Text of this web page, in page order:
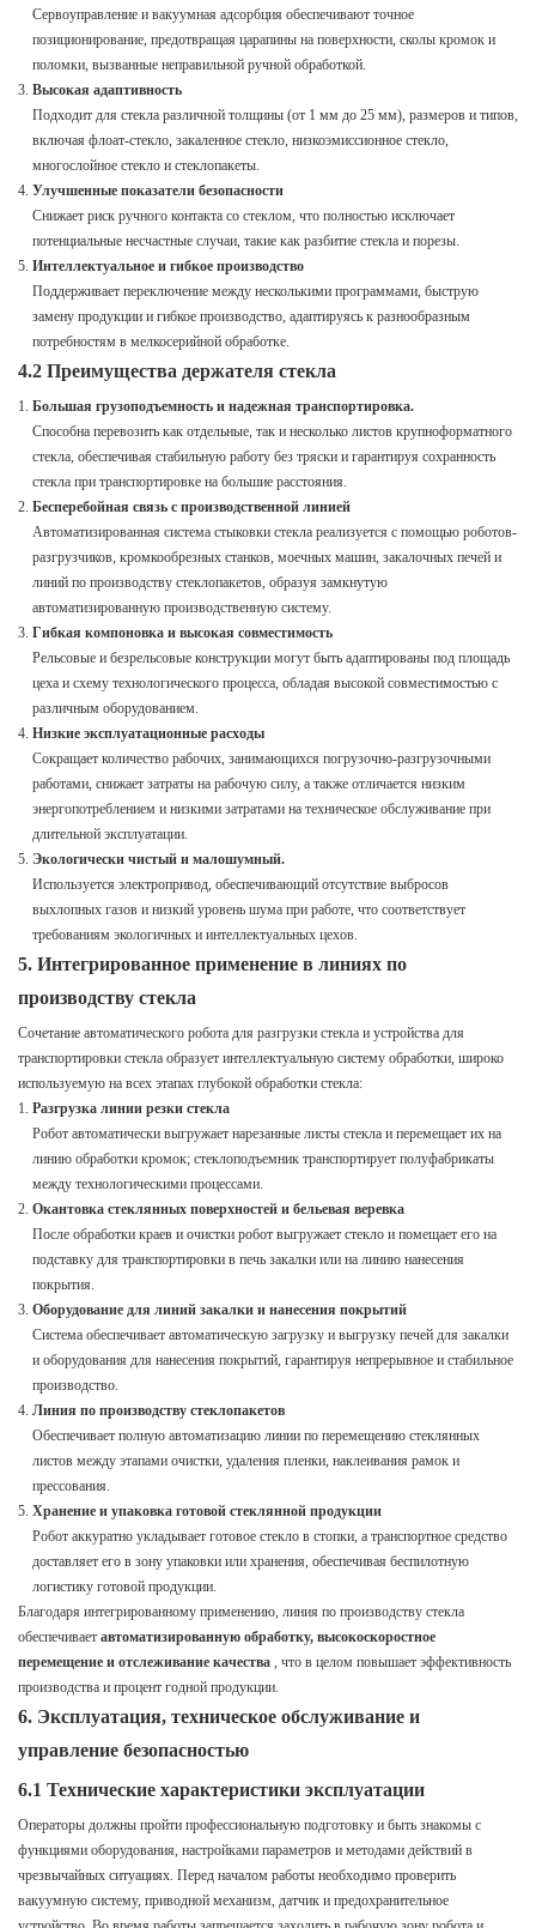
Сервоуправление и вакуумная адсорбция обеспечивают точное
позиционирование, предотвращая царапины на поверхности, сколы кромок и
поломки, вызванные неправильной ручной обработкой.
Высокая адаптивность
Подходит для стекла различной толщины (от 1 мм до 25 мм), размеров и типов,
включая флоат-стекло, закаленное стекло, низкоэмиссионное стекло,
многослойное стекло и стеклопакеты.
Улучшенные показатели безопасности
Снижает риск ручного контакта со стеклом, что полностью исключает
потенциальные несчастные случаи, такие как разбитие стекла и порезы.
Интеллектуальное и гибкое производство
Поддерживает переключение между несколькими программами, быструю
замену продукции и гибкое производство, адаптируясь к разнообразным
потребностям в мелкосерийной обработке.
4.2 Преимущества держателя стекла
Большая грузоподъемность и надежная транспортировка.
Способна перевозить как отдельные, так и несколько листов крупноформатного
стекла, обеспечивая стабильную работу без тряски и гарантируя сохранность
стекла при транспортировке на большие расстояния.
Бесперебойная связь с производственной линией
Автоматизированная система стыковки стекла реализуется с помощью роботов-
разгрузчиков, кромкообрезных станков, моечных машин, закалочных печей и
линий по производству стеклопакетов, образуя замкнутую
автоматизированную производственную систему.
Гибкая компоновка и высокая совместимость
Рельсовые и безрельсовые конструкции могут быть адаптированы под площадь
цеха и схему технологического процесса, обладая высокой совместимостью с
различным оборудованием.
Низкие эксплуатационные расходы
Сокращает количество рабочих, занимающихся погрузочно-разгрузочными
работами, снижает затраты на рабочую силу, а также отличается низким
энергопотреблением и низкими затратами на техническое обслуживание при
длительной эксплуатации.
Экологически чистый и малошумный.
Используется электропривод, обеспечивающий отсутствие выбросов
выхлопных газов и низкий уровень шума при работе, что соответствует
требованиям экологичных и интеллектуальных цехов.
5. Интегрированное применение в линиях по
производству стекла
Сочетание автоматического робота для разгрузки стекла и устройства для
транспортировки стекла образует интеллектуальную систему обработки, широко
используемую на всех этапах глубокой обработки стекла:
Разгрузка линии резки стекла
Робот автоматически выгружает нарезанные листы стекла и перемещает их на
линию обработки кромок; стеклоподъемник транспортирует полуфабрикаты
между технологическими процессами.
Окантовка стеклянных поверхностей и бельевая веревка
После обработки краев и очистки робот выгружает стекло и помещает его на
подставку для транспортировки в печь закалки или на линию нанесения
покрытия.
Оборудование для линий закалки и нанесения покрытий
Система обеспечивает автоматическую загрузку и выгрузку печей для закалки
и оборудования для нанесения покрытий, гарантируя непрерывное и стабильное
производство.
Линия по производству стеклопакетов
Обеспечивает полную автоматизацию линии по перемещению стеклянных
листов между этапами очистки, удаления пленки, наклеивания рамок и
прессования.
Хранение и упаковка готовой стеклянной продукции
Робот аккуратно укладывает готовое стекло в стопки, а транспортное средство
доставляет его в зону упаковки или хранения, обеспечивая беспилотную
логистику готовой продукции.
Благодаря интегрированному применению, линия по производству стекла
обеспечивает автоматизированную обработку, высокоскоростное
перемещение и отслеживание качества , что в целом повышает эффективность
производства и процент годной продукции.
6. Эксплуатация, техническое обслуживание и
управление безопасностью
6.1 Технические характеристики эксплуатации
Операторы должны пройти профессиональную подготовку и быть знакомы с
функциями оборудования, настройками параметров и методами действий в
чрезвычайных ситуациях. Перед началом работы необходимо проверить
вакуумную систему, приводной механизм, датчик и предохранительное